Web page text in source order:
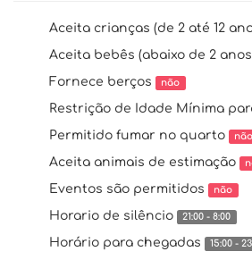
Aceita crianças (de 2 até 12
Aceita bebês (abaixo de 2
Fornece berços não
Restrição de Idade Mínima
Permitido fumar no quarto não
Aceita animais de estimação
Eventos são permitidos não
Horario de silêncio 21:00 - 8:00
Horário para chegadas 15:00 -